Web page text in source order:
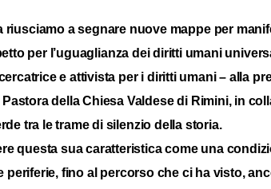
a segnare nuove mappe per
per l’uguaglianza dei diritti umani
e attivista per i diritti umani – alla
della Chiesa Valdese di Rimini, in
tra le trame di silenzio della storia.
questa sua caratteristica come una
fino al percorso che ci ha visto,